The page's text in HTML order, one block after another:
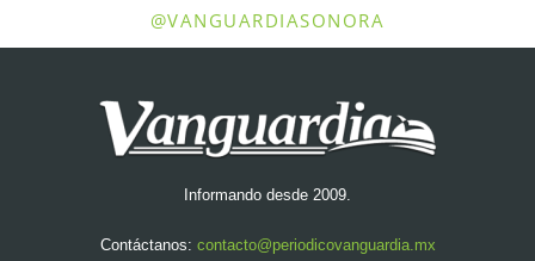
@VANGUARDIASONORA
Informando desde 2009.
Contáctanos: contacto@periodicovanguardia.mx